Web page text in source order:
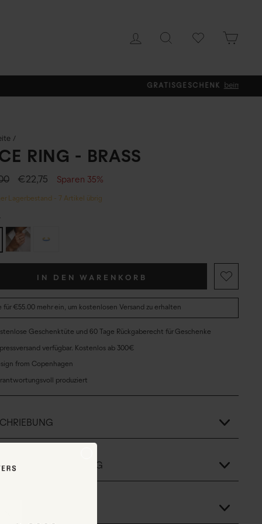
EINLOGGEN
SUCHE WISHLIST
/
RING - BRASS
Sonderpreis
€22,75 Sparen 35%
Lagerbestand - 7 Artikel übrig
IN DEN WARENKORB
für €55.00 mehr ein, um kostenlosen Versand zu erhalten
Geschenktüte und 60 Tage Rückgaberecht für Geschenke
verfügbar. Kostenlos ab 300€
from Copenhagen
produziert
UND ABMESSUNG